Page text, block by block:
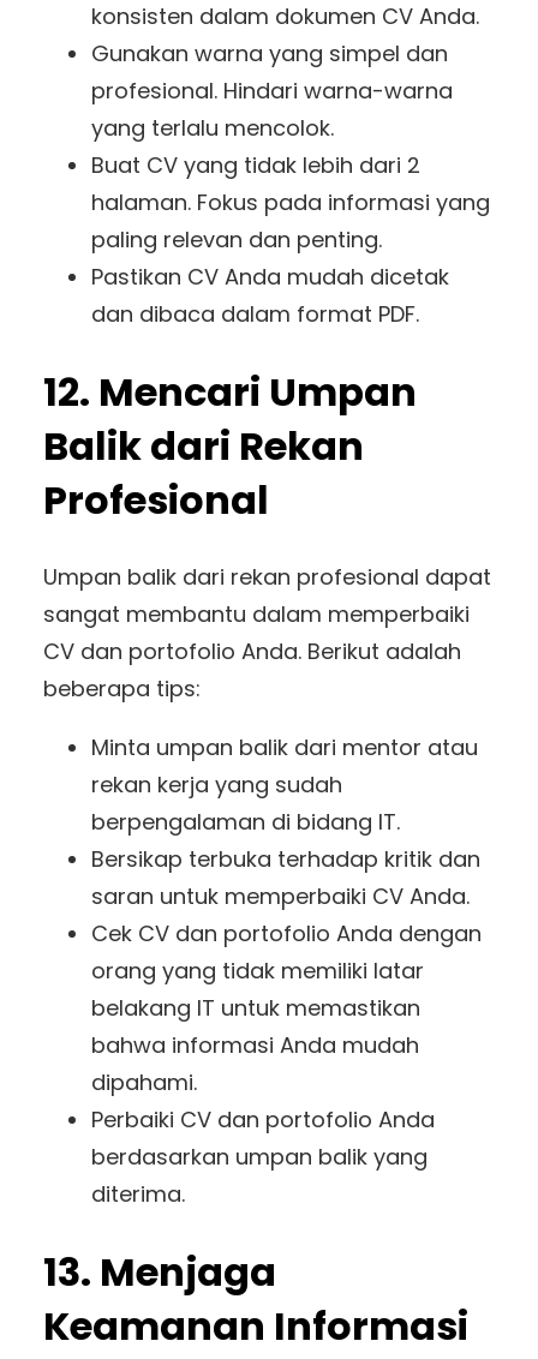
konsisten dalam dokumen CV Anda.
Gunakan warna yang simpel dan
profesional. Hindari warna-warna
yang terlalu mencolok.
Buat CV yang tidak lebih dari 2
halaman. Fokus pada informasi yang
paling relevan dan penting.
Pastikan CV Anda mudah dicetak
dan dibaca dalam format PDF.
12. Mencari Umpan
Balik dari Rekan
Profesional
Umpan balik dari rekan profesional dapat
sangat membantu dalam memperbaiki
CV dan portofolio Anda. Berikut adalah
beberapa tips:
Minta umpan balik dari mentor atau
rekan kerja yang sudah
berpengalaman di bidang IT.
Bersikap terbuka terhadap kritik dan
saran untuk memperbaiki CV Anda.
Cek CV dan portofolio Anda dengan
orang yang tidak memiliki latar
belakang IT untuk memastikan
bahwa informasi Anda mudah
dipahami.
Perbaiki CV dan portofolio Anda
berdasarkan umpan balik yang
diterima.
13. Menjaga
Keamanan Informasi